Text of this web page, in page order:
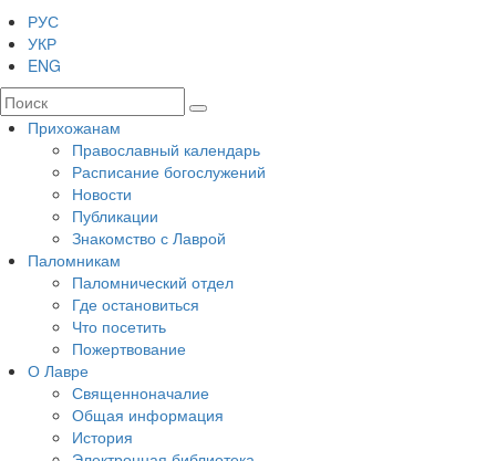
РУС
УКР
ENG
Прихожанам
Православный календарь
Расписание богослужений
Новости
Публикации
Знакомство с Лаврой
Паломникам
Паломнический отдел
Где остановиться
Что посетить
Пожертвование
О Лавре
Священноначалие
Общая информация
История